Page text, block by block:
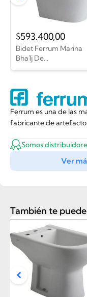
Ferrum es una de las
fabricante de
Somos
Ver
Bidet Ferrum Marina
Bha1j De...
$593.400,00
También te